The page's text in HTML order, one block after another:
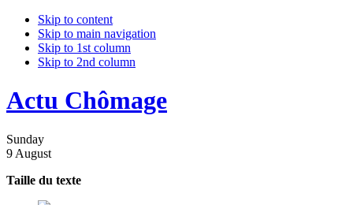
Skip to content
Skip to main navigation
Skip to 1st column
Skip to 2nd column
Actu Chômage
Sunday
9 August
Taille du texte